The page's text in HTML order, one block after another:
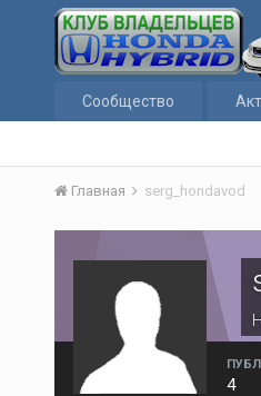
Сообщество
Главная serg_hondavod
4